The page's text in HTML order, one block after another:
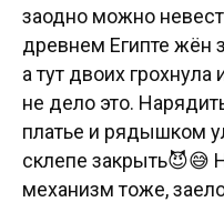
заодно можно
древнем Египте жён
а тут двоих грохнула
не дело это.
платье и рядышком
склепе закрыть😈😅
механизм тоже,